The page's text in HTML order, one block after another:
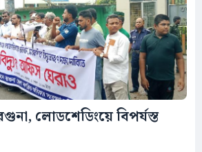
লোডশেডিংয়ে বিপর্যস্ত